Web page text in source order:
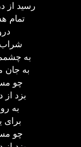
رسید از
تمام
به
به جان
چو
بزد از
به
برای
چو